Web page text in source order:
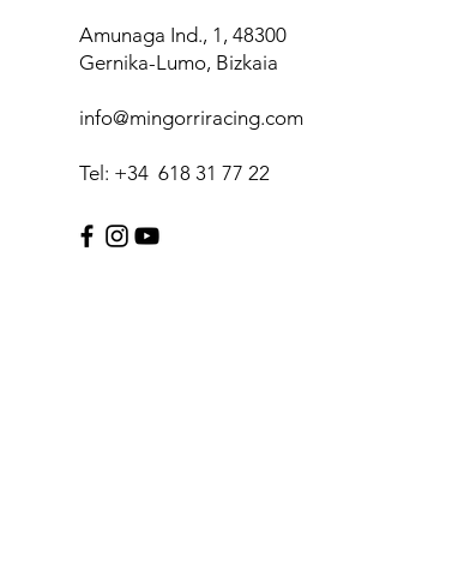
Amunaga Ind., 1, 48300
Gernika-Lumo, Bizkaia
info@mingorriracing.com
Tel: +34 618 31 77 22